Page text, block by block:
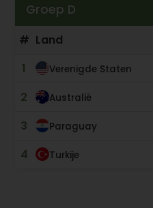
Groep D
# Land
1
Verenigde Staten
2
Australië
3
Paraguay
4
Turkije